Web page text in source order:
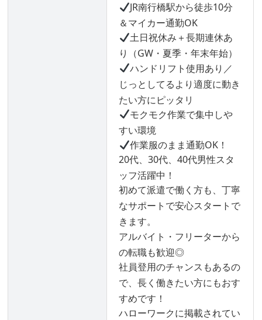
JR南行橋駅から徒歩10分
＆マイカー通勤OK
土日祝休み＋長期連休あ
り（GW・夏季・年末年始）
ハンドリフト使用あり／
じっとしてるより適度に動き
たい方にピッタリ
モクモク作業で集中しや
すい環境
作業服のまま通勤OK！
20代、30代、40代男性スタ
ッフ活躍中！
初めて派遣で働く方も、丁寧
なサポートで安心スタートで
きます。
アルバイト・フリーターから
の転職も歓迎◎
社員登用のチャンスもあるの
で、長く働きたい方にもおす
すめです！
ハローワークに掲載されてい